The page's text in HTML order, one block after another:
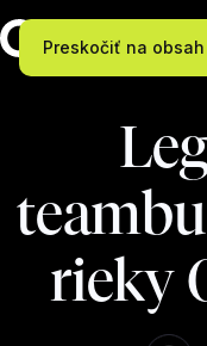
Preskočiť na obsah
rieky